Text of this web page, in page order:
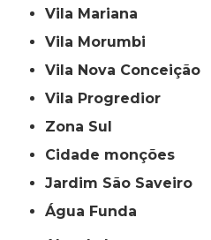
Vila Mariana
Vila Morumbi
Vila Nova Conceição
Vila Progredior
Zona Sul
cidade monções
jardim São Saveiro
Água Funda